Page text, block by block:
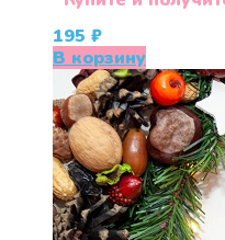
195 ₽
В корзину